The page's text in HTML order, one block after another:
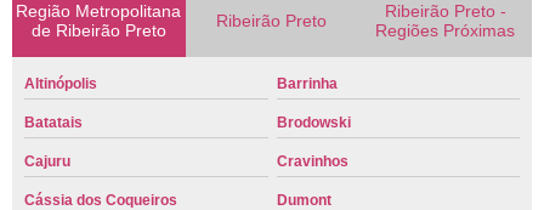
Região Metropolitana
de Ribeirão Preto
Ribeirão Preto
Ribeirão Preto -
Regiões Próximas
Altinópolis Barrinha
Batatais Brodowski
Cajuru Cravinhos
Cássia dos Coqueiros Dumont